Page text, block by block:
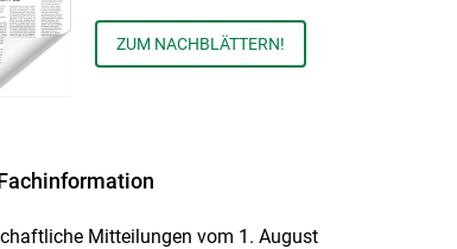
ZUM NACHBLÄTTERN!
Mitteilungen vom 1. August